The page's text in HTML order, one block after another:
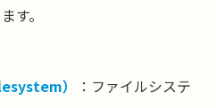
す。
）
：ファイルシステ